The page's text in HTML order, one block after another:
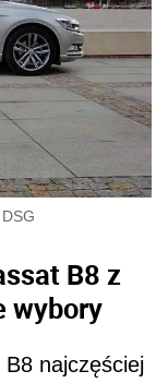
B8 z
wybory
najczęściej